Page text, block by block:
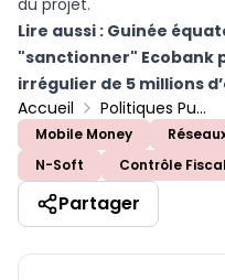
du projet.
Lire aussi : Guinée
"sanctionner" Ecobank
irrégulier de 5 millions
Accueil
Politiques Publiques
Mobile Money
N-Soft
Contrôle Fiscal
Partager